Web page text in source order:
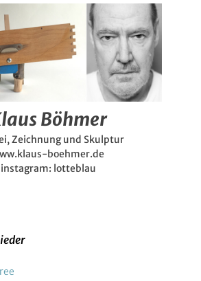
Böhmer
Zeichnung und Skulptur
boehmer.de
instagram: lotteblau